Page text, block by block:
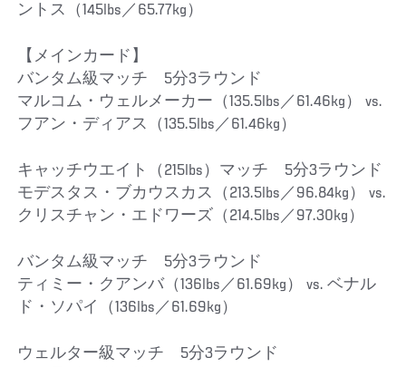
ントス（145lbs／65.77kg）
【メインカード】
バンタム級マッチ 5分3ラウンド
マルコム・ウェルメーカー（135.5lbs／61.46kg） vs.
フアン・ディアス（135.5lbs／61.46kg）
キャッチウエイト（215lbs）マッチ 5分3ラウンド
モデスタス・ブカウスカス（213.5lbs／96.84kg） vs.
クリスチャン・エドワーズ（214.5lbs／97.30kg）
バンタム級マッチ 5分3ラウンド
ティミー・クアンバ（136lbs／61.69kg） vs. ベナル
ド・ソパイ（136lbs／61.69kg）
ウェルター級マッチ 5分3ラウンド